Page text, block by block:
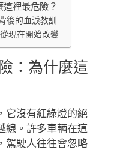
裡最危險？
後的血淚教訓
現在開始改變
：為什麼這
它沒有紅綠燈的絕
線。許多車輛在這
駕駛人往往會忽略